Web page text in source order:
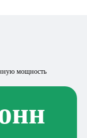
мощность